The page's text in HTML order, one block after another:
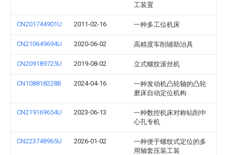
工装置
CN201744901U 2011-02-16 一种多工位机床
CN210649694U 2020-06-02 高精度车削辅助治具
CN209189725U 2019-08-02 立式螺纹滚丝机
CN108818228B 2024-04-16
一种发动机凸轮轴的凸轮
磨床自动定位机构
CN219169654U 2023-06-13
一种数控机床对称钻削中
心孔专机
CN223748965U 2026-01-02
一种便于螺纹式定位的多
用轴套压装工装